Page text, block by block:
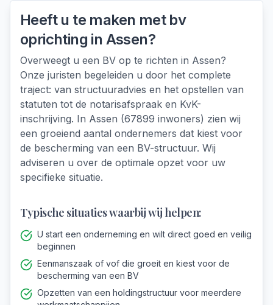
Heeft u te maken met bv
oprichting in Assen?
Overweegt u een BV op te richten in Assen?
Onze juristen begeleiden u door het complete
traject: van structuuradvies en het opstellen van
statuten tot de notarisafspraak en KvK-
inschrijving. In Assen (67899 inwoners) zien wij
een groeiend aantal ondernemers dat kiest voor
de bescherming van een BV-structuur. Wij
adviseren u over de optimale opzet voor uw
specifieke situatie.
Typische situaties waarbij wij helpen:
U start een onderneming en wilt direct goed en veilig
beginnen
Eenmanszaak of vof die groeit en kiest voor de
bescherming van een BV
Opzetten van een holdingstructuur voor meerdere